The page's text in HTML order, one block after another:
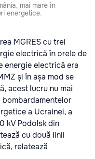
mai mare în
energetice.
MGRES cu trei
electrică în orele de
energie electrică era
și în așa mod se
acest lucru nu mai
a Ucrainei, a
kV Podolsk din
cu două linii
relatează